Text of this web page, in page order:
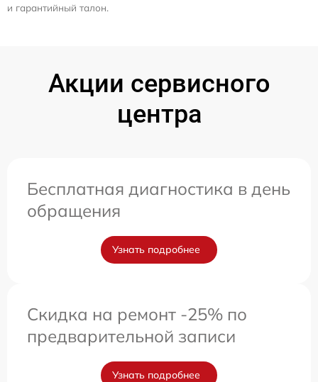
и гарантийный талон.
Акции сервисного
центра
Бесплатная диагностика в день
обращения
Узнать подробнее
Скидка на ремонт -25% по
предварительной записи
Узнать подробнее